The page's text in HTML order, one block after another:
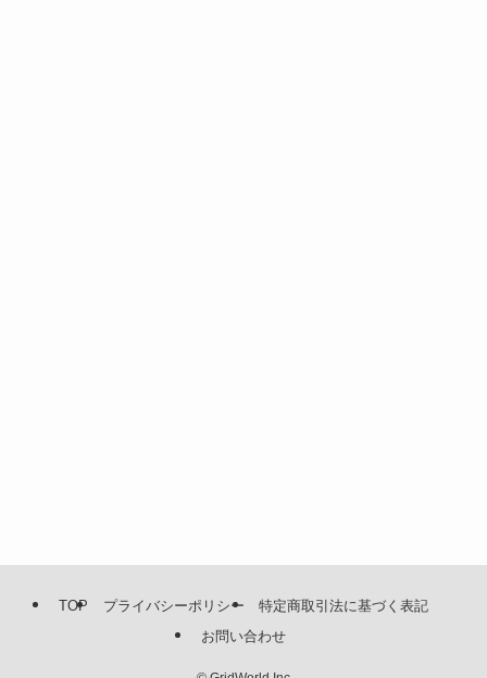
TOP プライバシーポリシー
特定商取引法に基づく表記
お問い合わせ